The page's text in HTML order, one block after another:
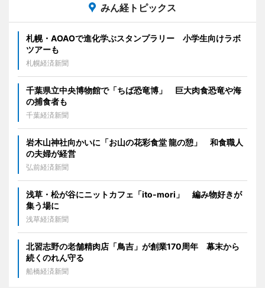
みん経トピックス
札幌・AOAOで進化学ぶスタンプラリー 小学生向けラボ
ツアーも
札幌経済新聞
千葉県立中央博物館で「ちば恐竜博」 巨大肉食恐竜や海
の捕食者も
千葉経済新聞
岩木山神社向かいに「お山の花彩食堂 龍の憩」 和食職人
の夫婦が経営
弘前経済新聞
浅草・松が谷にニットカフェ「ito-mori」 編み物好きが
集う場に
浅草経済新聞
北習志野の老舗精肉店「鳥吉」が創業170周年 幕末から
続くのれん守る
船橋経済新聞